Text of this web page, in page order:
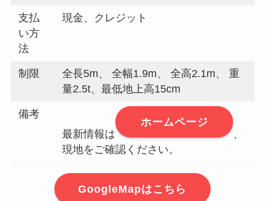
支払
い方
法
現金、クレジット
制限
全長5m、 全幅1.9m、 全高2.1m、 重
量2.5t、最低地上高15cm
備考
最新情報は
ホームページ
、
現地をご確認ください。
GoogleMapはこちら